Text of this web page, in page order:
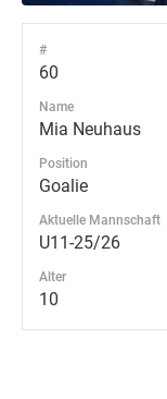
#
60
Name
Mia Neuhaus
Position
Goalie
Aktuelle Mannschaft
U11-25/26
Alter
10